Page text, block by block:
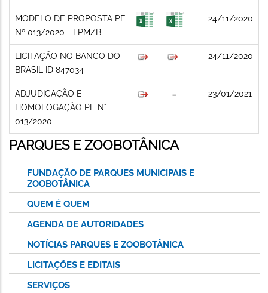
MODELO DE PROPOSTA PE
Nº 013/2020 - FPMZB
24/11/2020
LICITAÇÃO NO BANCO DO
BRASIL ID 847034
24/11/2020
ADJUDICAÇÃO E
HOMOLOGAÇÃO PE N°
013/2020
23/01/2021
PARQUES E ZOOBOTÂNICA
FUNDAÇÃO DE PARQUES MUNICIPAIS E
ZOOBOTÂNICA
QUEM É QUEM
AGENDA DE AUTORIDADES
NOTÍCIAS PARQUES E ZOOBOTÂNICA
LICITAÇÕES E EDITAIS
SERVIÇOS